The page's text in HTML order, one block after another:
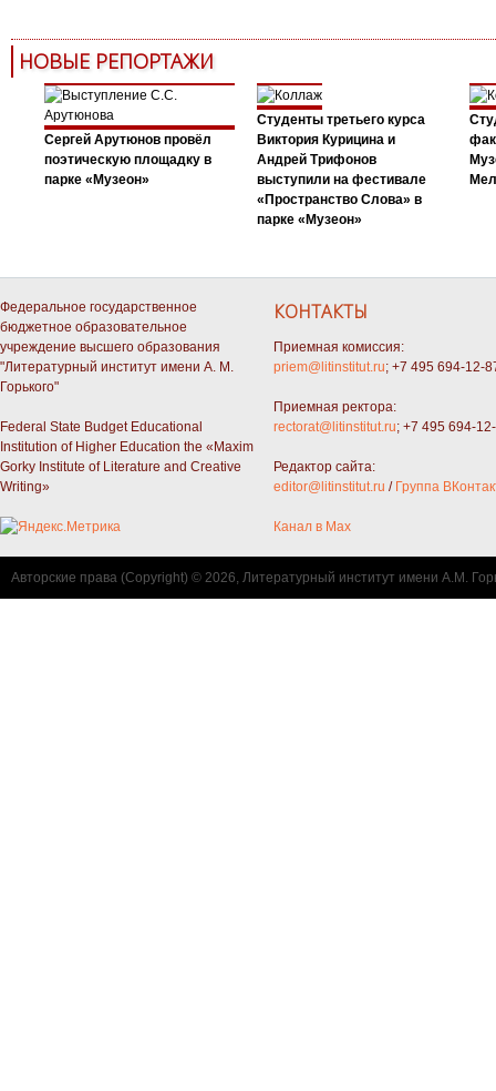
НОВЫЕ РЕПОРТАЖИ
Сергей Арутюнов провёл
поэтическую площадку в
парке «Музеон»
Студенты третьего курса
Виктория Курицина и
Андрей Трифонов
выступили на фестивале
«Пространство Слова» в
парке «Музеон»
Федеральное государственное
бюджетное образовательное
учреждение высшего образования
"Литературный институт имени А. М.
Горького"
Federal State Budget Educational
Institution of Higher Education the «Maxim
Gorky Institute of Literature and Creative
Writing»
КОНТАКТЫ
Приемная комиссия:
priem@litinstitut.ru; +7 495 694-12-
Приемная ректора:
rectorat@litinstitut.ru; +7 495 694-
Редактор сайта:
editor@litinstitut.ru / Группа
Канал в Max
Авторские права (Copyright) © 2026, Литературный институт имени А.М.